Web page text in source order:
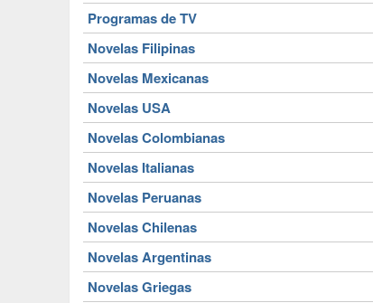
Programas de TV
Novelas Filipinas
Novelas Mexicanas
Novelas USA
Novelas Colombianas
Novelas Italianas
Novelas Peruanas
Novelas Chilenas
Novelas Argentinas
Novelas Griegas